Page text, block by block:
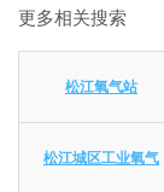
更多相关搜索
松江氧气站
松江城区工业氧气